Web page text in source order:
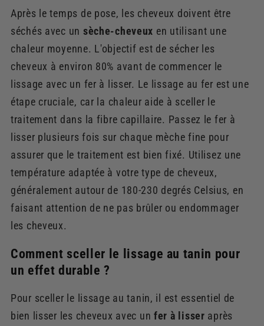
Après le temps de pose, les cheveux doivent être
séchés avec un sèche-cheveux en utilisant une
chaleur moyenne. L'objectif est de sécher les
cheveux à environ 80% avant de commencer le
lissage avec un fer à lisser. Le lissage au fer est une
étape cruciale, car la chaleur aide à sceller le
traitement dans la fibre capillaire. Passez le fer à
lisser plusieurs fois sur chaque mèche fine pour
assurer que le traitement est bien fixé. Utilisez une
température adaptée à votre type de cheveux,
généralement autour de 180-230 degrés Celsius, en
faisant attention de ne pas brûler ou endommager
les cheveux.
Comment sceller le lissage au tanin pour
un effet durable ?
Pour sceller le lissage au tanin, il est essentiel de
bien lisser les cheveux avec unfer à lisser après